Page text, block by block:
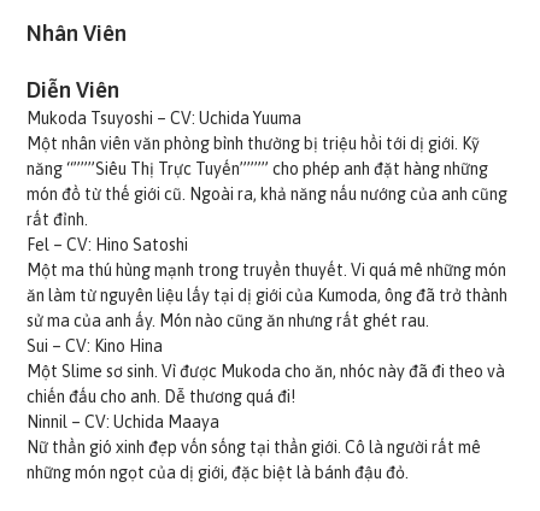
Nhân Viên
Diễn Viên
Mukoda Tsuyoshi – CV: Uchida Yuuma
Một nhân viên văn phòng bình thường bị triệu hồi tới dị giới. Kỹ
năng “”””Siêu Thị Trực Tuyến”””” cho phép anh đặt hàng những
món đồ từ thế giới cũ. Ngoài ra, khả năng nấu nướng của anh cũng
rất đỉnh.
Fel – CV: Hino Satoshi
Một ma thú hùng mạnh trong truyền thuyết. Vi quá mê những món
ăn làm từ nguyên liệu lấy tại dị giới của Kumoda, ông đã trở thành
sử ma của anh ấy. Món nào cũng ăn nhưng rất ghét rau.
Sui – CV: Kino Hina
Một Slime sơ sinh. Vì được Mukoda cho ăn, nhóc này đã đi theo và
chiến đấu cho anh. Dễ thương quá đi!
Ninnil – CV: Uchida Maaya
Nữ thần gió xinh đẹp vốn sống tại thần giới. Cô là người rất mê
những món ngọt của dị giới, đặc biệt là bánh đậu đỏ.